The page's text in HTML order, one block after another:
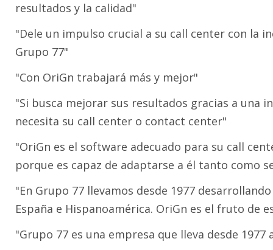
resultados y la calidad"
"Dele un impulso crucial a su call center con la
Grupo 77"
"Con OriGn trabajará más y mejor"
"Si busca mejorar sus resultados gracias a una
necesita su call center o contact center"
"OriGn es el software adecuado para su call
porque es capaz de adaptarse a él tanto como
"En Grupo 77 llevamos desde 1977
España e Hispanoamérica. OriGn es el fruto de
"Grupo 77 es una empresa que lleva desde